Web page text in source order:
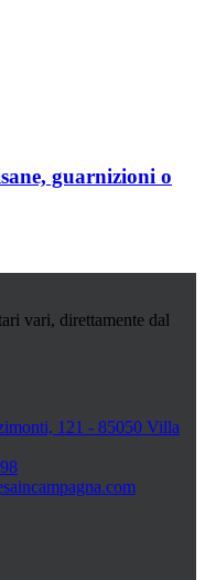
guarnizioni o
vari, direttamente dal
121 - 85050 Villa